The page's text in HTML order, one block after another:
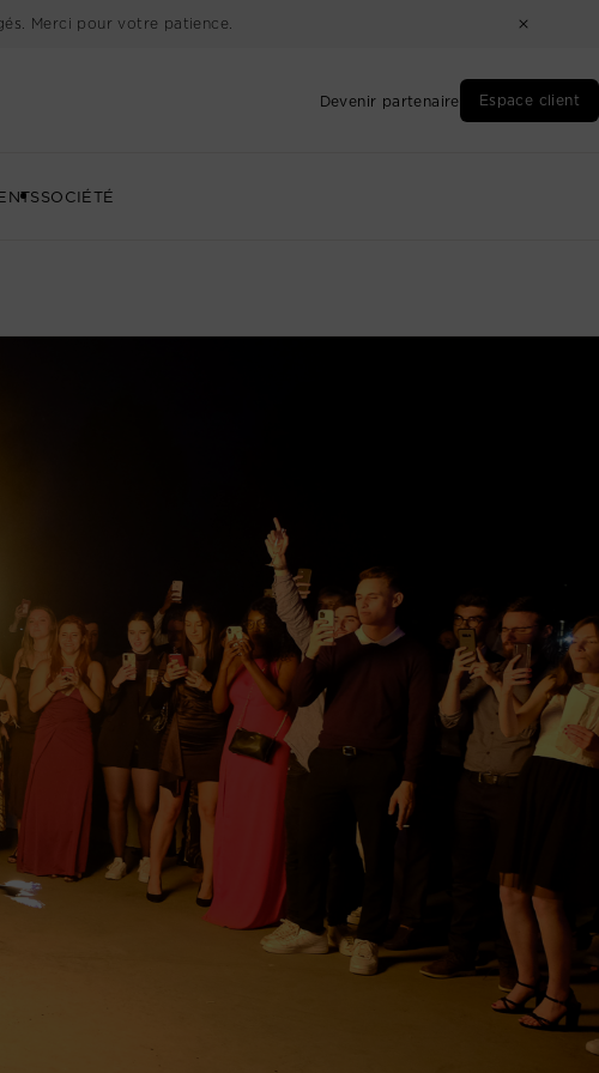
Merci pour votre patience.
Devenir partenaire Espace client
SOCIÉTÉ